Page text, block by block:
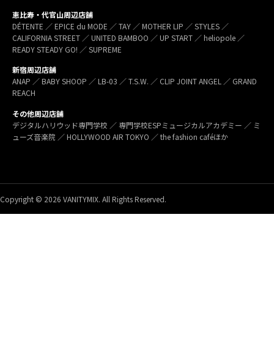
恵比寿・代官山周辺店舗
DÉTENTE ／ EPICE du MODE ／ TAY ／ MOTHER LIP ／ STYLES ／
CALIFORNIA STREET ／ UNITED BAMBOO ／ UP START ／ heliopole ／
READY STEADY GO! ／ SUPREME
新宿周辺店舗
ANAP ／ BABY SHOOP ／ LB-03 ／ T.S.W. ／ CLIP JOINT ANGEL ／ GRAND
REACH
その他周辺店舗
デジタルハリウッド専門学校 ／ 専門学校ESPミュージカルアカデミー ／ ミ
ューズ音楽院 ／ HOLLYWOOD AIR TOKYO ／ the fashion caféほか
Copyright © 2026 VANITYMIX. All Rights Reserved.